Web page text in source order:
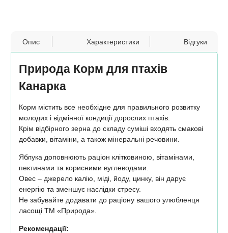
Опис Характеристики Відгуки
Природа Корм ​​для птахів
Канарка
Корм містить все необхідне для правильного розвитку
молодих і відмінної кондиції дорослих птахів.
Крім відбірного зерна до складу суміші входять смакові
добавки, вітаміни, а також мінеральні речовини.
Яблука доповнюють раціон клітковиною, вітамінами,
пектинами та корисними вуглеводами.
Овес – джерело калію, міді, йоду, цинку, він дарує
енергію та зменшує наслідки стресу.
Не забувайте додавати до раціону вашого улюбленця
ласощі ТМ «Природа».
Рекомендації: